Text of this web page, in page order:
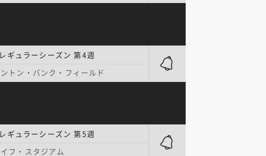
ュラーシーズン 第4週
トン・バンク・フィールド
ュラーシーズン 第5週
フ・スタジアム